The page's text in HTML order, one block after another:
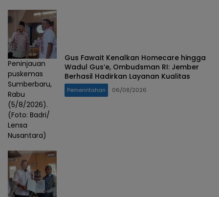
Peninjauan
puskemas
Sumberbaru,
Rabu
(5/8/2026).
(Foto: Badri/
Lensa
Nusantara)
Gus Fawait Kenalkan Homecare hingga
Wadul Gus’e, Ombudsman RI: Jember
Berhasil Hadirkan Layanan Kualitas
Pemerintahan 06/08/2026